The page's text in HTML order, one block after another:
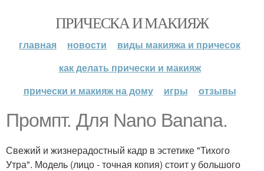
ПРИЧЕСКА И МАКИЯЖ
главная новости
виды макияжа и причесок
как делать прически и макияж
прически и макияж на дому
игры отзывы
Промпт. Для Nano Banana.
Свежий и жизнерадостный кадр в эстетике "Тихого
Утра". Модель (лицо - точная копия) стоит у большого